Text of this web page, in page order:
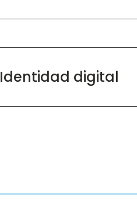
Identidad digital